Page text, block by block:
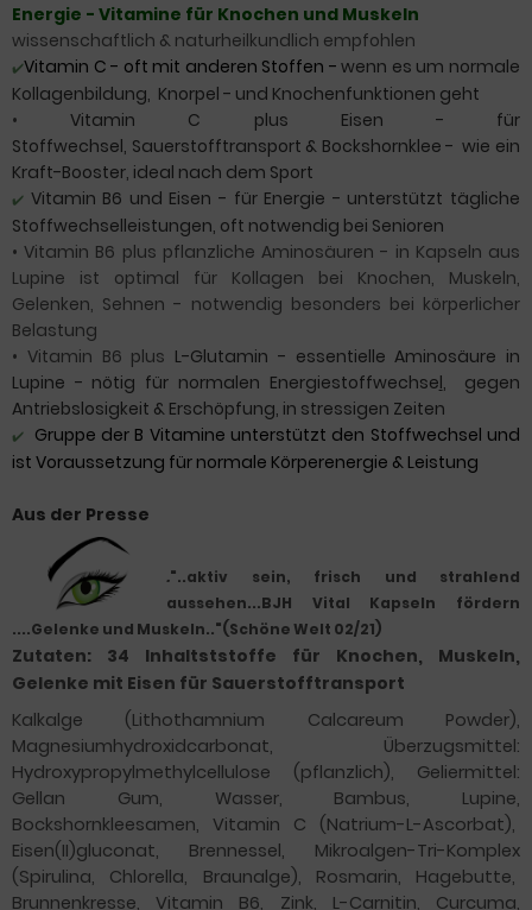
Energie - Vitamine für Knochen und Muskeln
wissenschaftlich & naturheilkundlich empfohlen
✔️Vitamin C - oft mit anderen Stoffen -wenn es um normale
Kollagenbildung, Knorpel - und Knochenfunktionen geht
•Vitamin C plus Eisen - für
Stoffwechsel, Sauerstofftransport & Bockshornklee - wie ein
Kraft-Booster, ideal nach dem Sport
✔️ Vitamin B6 und Eisen - für Energie - unterstützt tägliche
Stoffwechselleistungen, oft notwendig bei Senioren
• Vitamin B6 plus pflanzliche Aminosäuren - in Kapseln aus
Lupine ist optimal für Kollagen bei Knochen, Muskeln,
Gelenken, Sehnen - notwendig besonders bei körperlicher
Belastung
• Vitamin B6 plus L-Glutamin - essentielle Aminosäure in
Lupine - nötig für normalen Energiestoffwechsel, gegen
Antriebslosigkeit & Erschöpfung, in stressigen Zeiten
✔️
Gruppe der B Vitamine unterstützt den Stoffwechsel und
ist Voraussetzung für normale Körperenergie & Leistung
Aus der Presse
."..aktiv sein, frisch und strahlend
aussehen...BJH Vital Kapseln fördern
....Gelenke und Muskeln.."(Schöne Welt 02/21)
Zutaten: 34 Inhaltststoffe für Knochen, Muskeln,
Gelenke mit Eisen für Sauerstofftransport
Kalkalge (Lithothamnium Calcareum Powder),
Magnesiumhydroxidcarbonat, Überzugsmittel:
Hydroxypropylmethylcellulose (pflanzlich), Geliermittel:
Gellan Gum, Wasser, Bambus, Lupine,
Bockshornkleesamen, Vitamin C (Natrium-L-Ascorbat),
Eisen(II)gluconat, Brennessel, Mikroalgen-Tri-Komplex
(Spirulina, Chlorella, Braunalge), Rosmarin, Hagebutte,
Brunnenkresse, Vitamin B6, Zink, L-Carnitin, Curcuma,